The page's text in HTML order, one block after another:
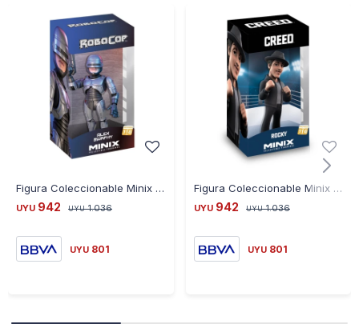
Figura Coleccionable Minix MX15276 Robocop Alex Murphy Ub
UYU 942 UYU 1.036
UYU 801
Figura Coleccionable Minix Creed Rocky In Leather Ub
UYU 942 UYU 1.036
UYU 801